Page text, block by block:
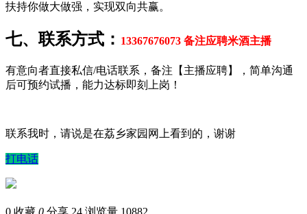
扶持你做大做强，实现双向共赢。
七、联系方式： 13367676073 备注应聘米酒主播
有意向者直接私信/电话联系，备注【主播应聘】，简单沟通
后可预约试播，能力达标即刻上岗！
联系我时，请说是在荔乡家园网上看到的，谢谢
打电话